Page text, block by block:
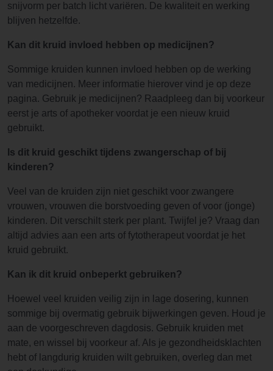
snijvorm per batch licht variëren. De kwaliteit en werking
blijven hetzelfde.
Kan dit kruid invloed hebben op medicijnen?
Sommige kruiden kunnen invloed hebben op de werking
van medicijnen. Meer informatie hierover vind je op deze
pagina. Gebruik je medicijnen? Raadpleeg dan bij voorkeur
eerst je arts of apotheker voordat je een nieuw kruid
gebruikt.
Is dit kruid geschikt tijdens zwangerschap of bij
kinderen?
Veel van de kruiden zijn niet geschikt voor zwangere
vrouwen, vrouwen die borstvoeding geven of voor (jonge)
kinderen. Dit verschilt sterk per plant. Twijfel je? Vraag dan
altijd advies aan een arts of fytotherapeut voordat je het
kruid gebruikt.
Kan ik dit kruid onbeperkt gebruiken?
Hoewel veel kruiden veilig zijn in lage dosering, kunnen
sommige bij overmatig gebruik bijwerkingen geven. Houd je
aan de voorgeschreven dagdosis. Gebruik kruiden met
mate, en wissel bij voorkeur af. Als je gezondheidsklachten
hebt of langdurig kruiden wilt gebruiken, overleg dan met